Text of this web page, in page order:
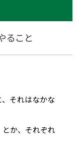
ること
、それはなかな
か、それぞれ